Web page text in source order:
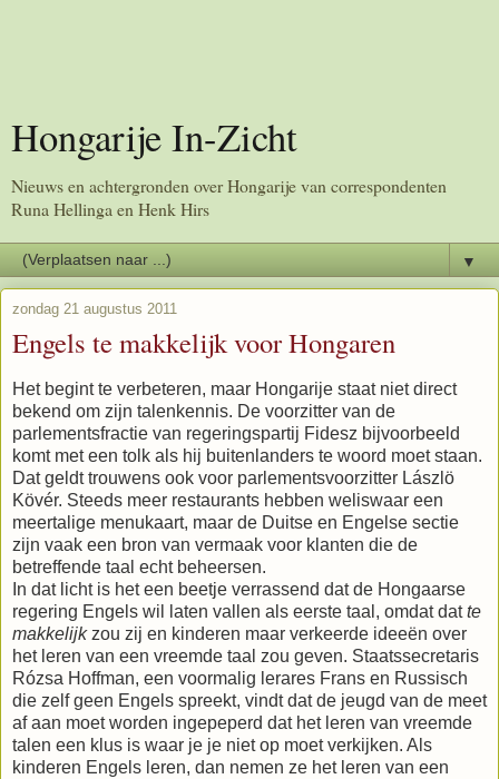
Hongarije In-Zicht
Nieuws en achtergronden over Hongarije van correspondenten
Runa Hellinga en Henk Hirs
▼
zondag 21 augustus 2011
Engels te makkelijk voor Hongaren
Het begint te verbeteren, maar Hongarije staat niet direct
bekend om zijn talenkennis. De voorzitter van de
parlementsfractie van regeringspartij Fidesz bijvoorbeeld
komt met een tolk als hij buitenlanders te woord moet staan.
Dat geldt trouwens ook voor parlementsvoorzitter Lászlö
Kövér. Steeds meer restaurants hebben weliswaar een
meertalige menukaart, maar de Duitse en Engelse sectie
zijn vaak een bron van vermaak voor klanten die de
betreffende taal echt beheersen.
In dat licht is het een beetje verrassend dat de Hongaarse
regering Engels wil laten vallen als eerste taal, omdat datte
makkelijkzou zij en kinderen maar verkeerde ideeën over
het leren van een vreemde taal zou geven. Staatssecretaris
Rózsa Hoffman, een voormalig lerares Frans en Russisch
die zelf geen Engels spreekt, vindt dat de jeugd van de meet
af aan moet worden ingepeperd dat het leren van vreemde
talen een klus is waar je je niet op moet verkijken. Als
kinderen Engels leren, dan nemen ze het leren van een